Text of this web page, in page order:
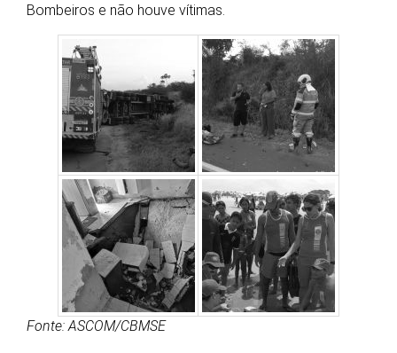
Bombeiros e não houve vítimas.
Fonte: ASCOM/CBMSE